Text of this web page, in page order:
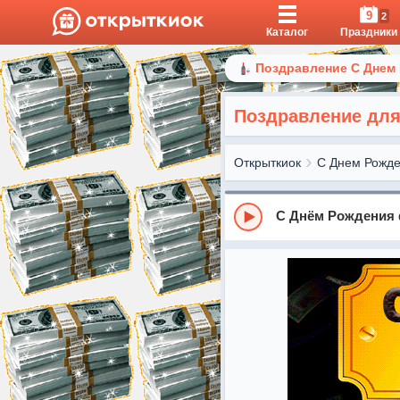
Каталог
9 2
Праздники
Поздравление С
Поздравление
Открыткиок С Днем
С Днём Рождения